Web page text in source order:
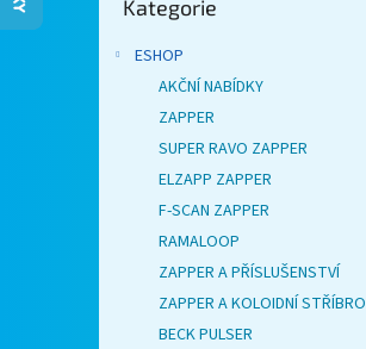
kategorie
Kategorie
ESHOP
AKČNÍ NABÍDKY
ZAPPER
SUPER RAVO ZAPPER
ELZAPP ZAPPER
F-SCAN ZAPPER
RAMALOOP
ZAPPER A PŘÍSLUŠENSTVÍ
ZAPPER A KOLOIDNÍ STŘÍBRO
BECK PULSER